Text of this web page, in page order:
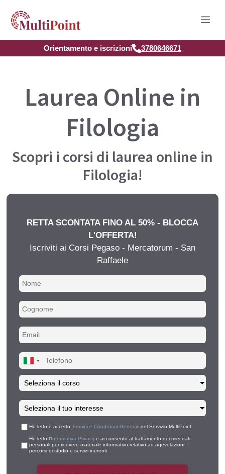
contenuto
Orientamento e iscrizioni 3780646671
Laurea Online in
Filologia
Scopri i corsi di laurea online in
Filologia!
RETTA SCONTATA FINO AL 50% - BLOCCA
L'OFFERTA!
Iscriviti ai Corsi Pegaso - Mercatorum - San
Raffaele
Ho letto e accetto Termini e Condizioni Generalidel Servizio MultiPoint
Ho letto l'Informativa Privacye acconsento al trattamento dei miei dati
personali per ricevere materiale informativo relativo ad agevolazioni,
percorsi di studio e servizi inerenti